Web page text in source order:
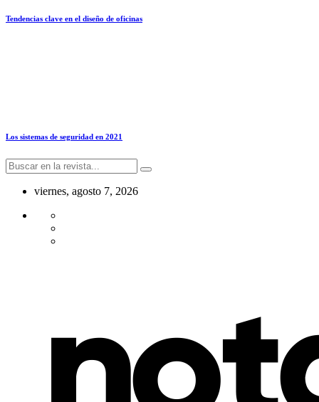
Tendencias clave en el diseño de oficinas
Los sistemas de seguridad en 2021
viernes, agosto 7, 2026